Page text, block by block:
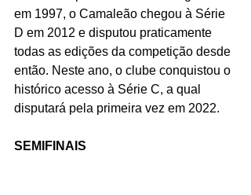
em 1997, o Camaleão chegou à Série
D em 2012 e disputou praticamente
todas as edições da competição desde
então. Neste ano, o clube conquistou o
histórico acesso à Série C, a qual
disputará pela primeira vez em 2022.
SEMIFINAIS